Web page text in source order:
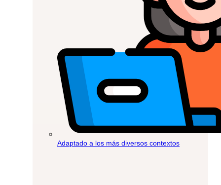
Adaptado a los más diversos contextos